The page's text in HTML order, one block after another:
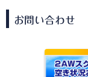
お問い合わせ